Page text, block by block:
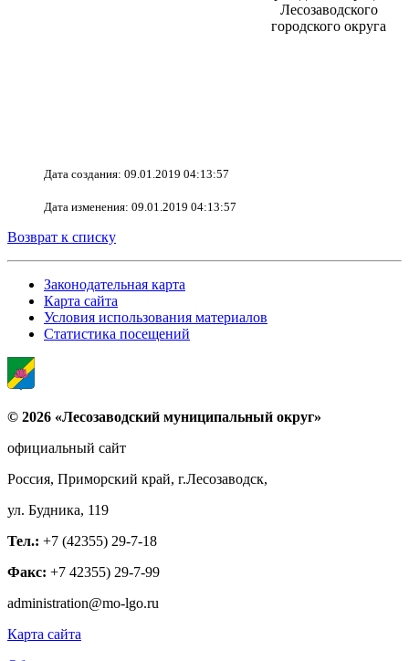
Лесозаводского
городского округа
Дата создания: 09.01.2019 04:13:57
Дата изменения: 09.01.2019 04:13:57
Возврат к списку
Законодательная карта
Карта сайта
Условия использования материалов
Статистика посещений
© 2026 «Лесозаводский муниципальный округ»
официальный сайт
Россия, Приморский край, г.Лесозаводск,
ул. Будника, 119
Тел.: +7 (42355) 29-7-18
Факс: +7 42355) 29-7-99
administration@mo-lgo.ru
Карта сайта